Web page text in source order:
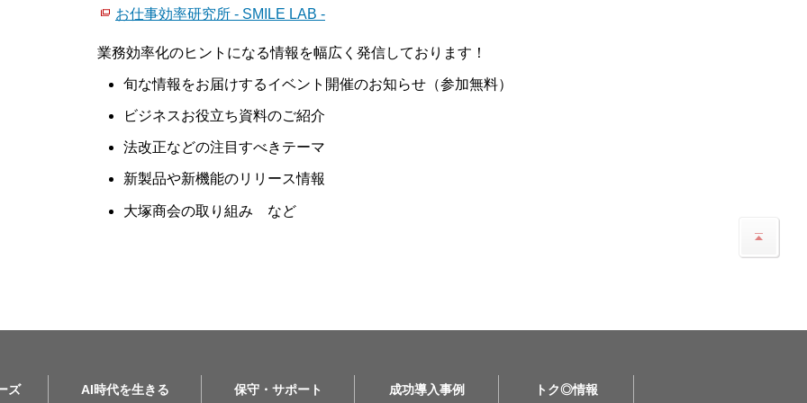
お仕事効率研究所 - SMILE LAB -
業務効率化のヒントになる情報を幅広く発信しております！
旬な情報をお届けするイベント開催のお知らせ（参加無料）
ビジネスお役立ち資料のご紹介
法改正などの注目すべきテーマ
新製品や新機能のリリース情報
大塚商会の取り組み など
ズ AI時代を生きる 保守・サポート 成功導入事例 トク◎情報